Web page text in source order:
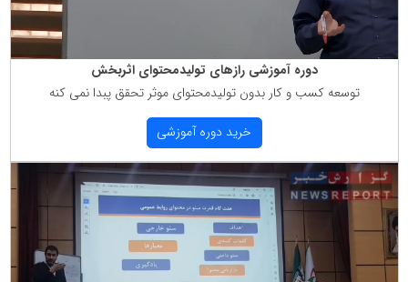
دوره آموزشی رازهای تولیدمحتوای اثربخش
توسعه كسب و كار بدون تولیدمحتوای موثر تحقق پبدا نمی كنه
خرید دوره آموزشی